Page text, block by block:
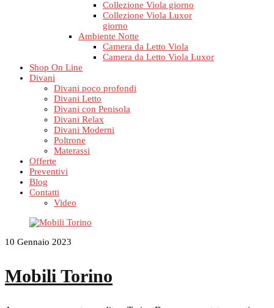
Collezione Viola giorno
Collezione Viola Luxor
giorno
Ambiente Notte
Camera da Letto Viola
Camera da Letto Viola Luxor
Shop On Line
Divani
Divani poco profondi
Divani Letto
Divani con Penisola
Divani Relax
Divani Moderni
Poltrone
Materassi
Offerte
Preventivi
Blog
Contatti
Video
10 Gennaio 2023
Mobili Torino